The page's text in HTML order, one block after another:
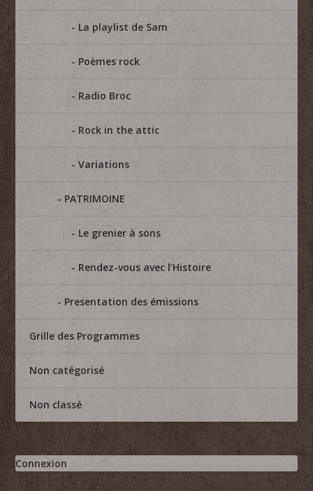
La playlist de Sam
Poèmes rock
Radio Broc
Rock in the attic
Variations
PATRIMOINE
Le grenier à sons
Rendez-vous avec l'Histoire
Presentation des émissions
Grille des Programmes
Non catégorisé
Non classé
Connexion